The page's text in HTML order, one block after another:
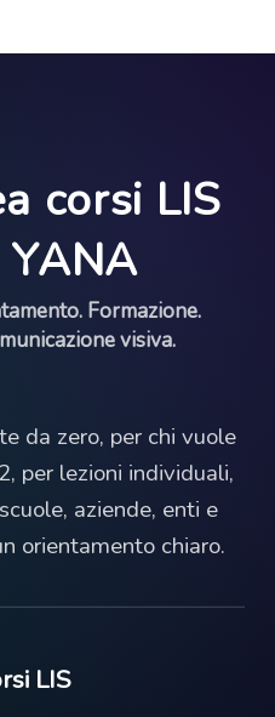
corsi LIS
YANA
Formazione.
visiva.
da zero, per chi vuole
per lezioni individuali,
aziende, enti e
orientamento chiaro.
LIS